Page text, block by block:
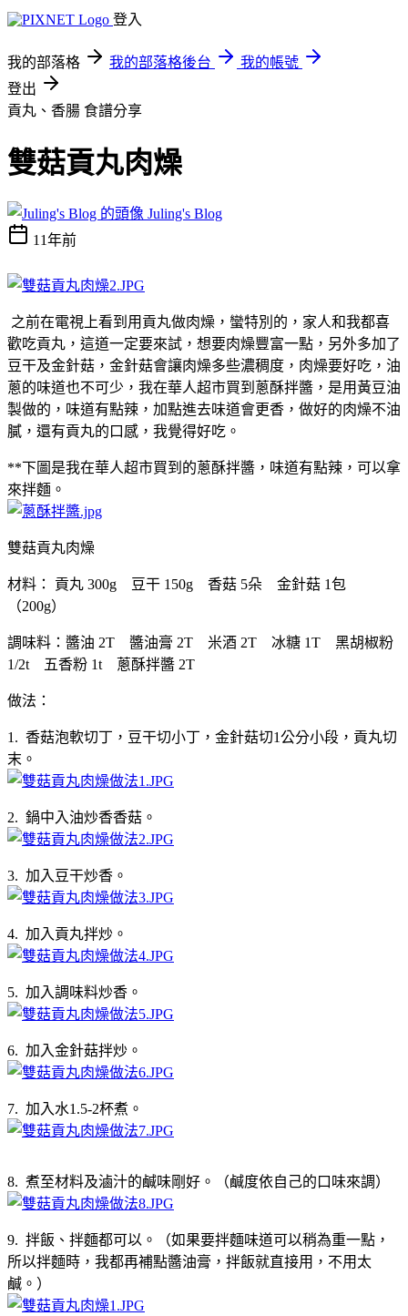
登入
我的部落格 我的部落格後台
我的帳號
登出
貢丸、香腸 食譜分享
雙菇貢丸肉燥
Juling's Blog
11年前
之前在電視上看到用貢丸做肉燥，蠻特別的，家人和我都喜
歡吃貢丸，這道一定要來試，想要肉燥豐富一點，另外多加了
豆干及金針菇，金針菇會讓肉燥多些濃稠度，肉燥要好吃，油
蔥的味道也不可少，我在華人超市買到蔥酥拌醬，是用黃豆油
製做的，味道有點辣，加點進去味道會更香，做好的肉燥不油
膩，還有貢丸的口感，我覺得好吃。
**下圖是我在華人超市買到的蔥酥拌醬，味道有點辣，可以拿
來拌麵。
雙菇貢丸肉燥
材料： 貢丸 300g 豆干 150g 香菇 5朵 金針菇 1包
（200g）
調味料：醬油 2T 醬油膏 2T 米酒 2T 冰糖 1T 黑胡椒粉
1/2t 五香粉 1t 蔥酥拌醬 2T
做法：
1. 香菇泡軟切丁，豆干切小丁，金針菇切1公分小段，貢丸切
末。
2. 鍋中入油炒香香菇。
3. 加入豆干炒香。
4. 加入貢丸拌炒。
5. 加入調味料炒香。
6. 加入金針菇拌炒。
7. 加入水1.5-2杯煮。
8. 煮至材料及滷汁的鹹味剛好。（鹹度依自己的口味來調）
9. 拌飯、拌麵都可以。（如果要拌麵味道可以稍為重一點，
所以拌麵時，我都再補點醬油膏，拌飯就直接用，不用太
鹹。）